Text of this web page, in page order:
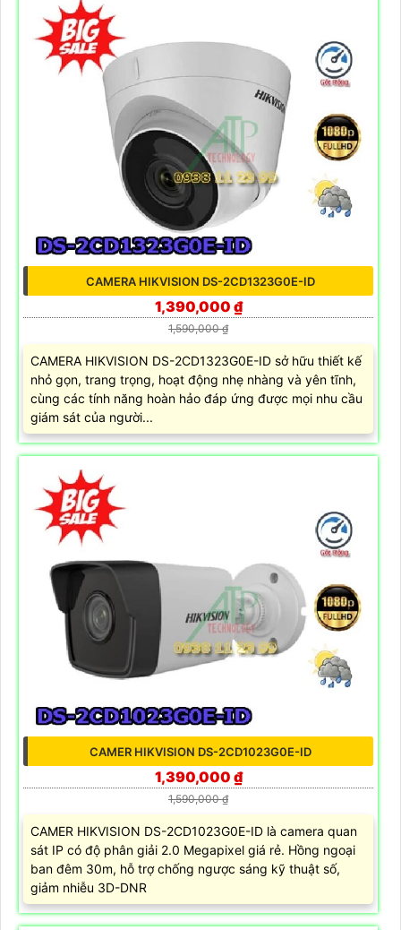
CAMERA HIKVISION DS-2CD1323G0E-ID
1,390,000 ₫
1,590,000 ₫
CAMERA HIKVISION DS-2CD1323G0E-ID sở hữu thiết kế
nhỏ gọn, trang trọng, hoạt động nhẹ nhàng và yên tĩnh,
cùng các tính năng hoàn hảo đáp ứng được mọi nhu cầu
giám sát của người...
CAMER HIKVISION DS-2CD1023G0E-ID
1,390,000 ₫
1,590,000 ₫
CAMER HIKVISION DS-2CD1023G0E-ID là camera quan
sát IP có độ phân giải 2.0 Megapixel giá rẻ. Hồng ngoại
ban đêm 30m, hỗ trợ chống ngược sáng kỹ thuật số,
giảm nhiễu 3D-DNR